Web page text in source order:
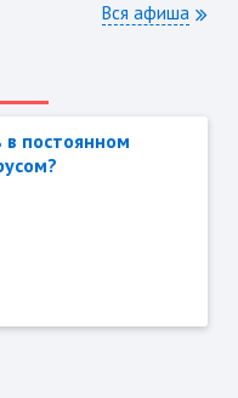
Вся афиша
постоянном